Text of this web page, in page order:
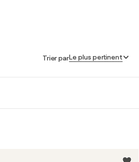
Trier parLe plus pertinent